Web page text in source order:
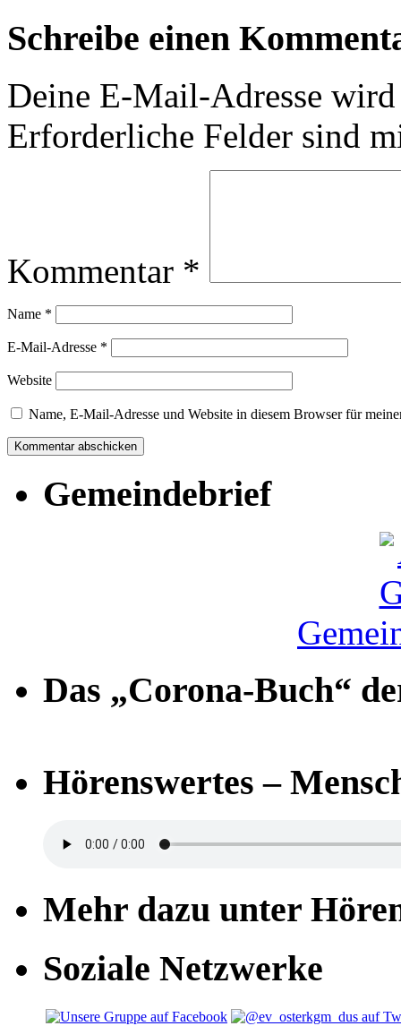
Schreibe einen
Deine E-Mail-Adresse
Erforderliche Felder sind
Kommentar *
Name *
E-Mail-Adresse *
Website
Name, E-Mail-Adresse und Website in diesem Browser für
Gemeindebrief
Das „Corona-Buch“
Hörenswertes –
Mehr dazu unter
Soziale Netzwerke